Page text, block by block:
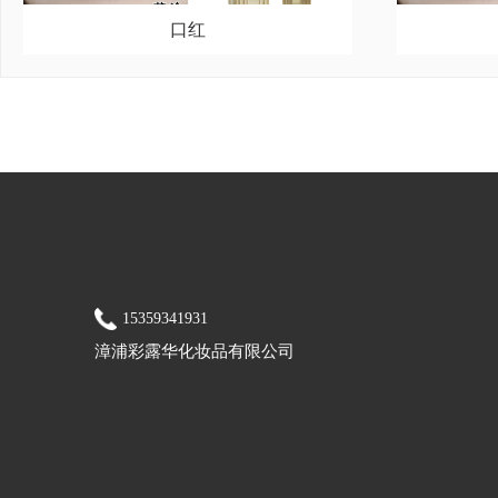
口红
15359341931
漳浦彩露华化妆品有限公司